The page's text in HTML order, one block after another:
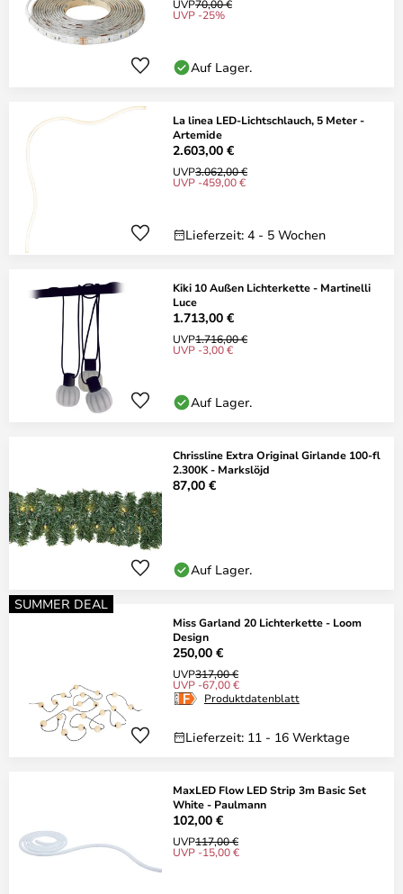
UVP70,00 €
UVP -25%
Auf Lager.
La linea LED-Lichtschlauch, 5 Meter -
Artemide
2.603,00 €
UVP3.062,00 €
UVP -459,00 €
Lieferzeit: 4 - 5 Wochen
Kiki 10 Außen Lichterkette - Martinelli
Luce
1.713,00 €
UVP1.716,00 €
UVP -3,00 €
Auf Lager.
Chrissline Extra Original Girlande 100-fl
2.300K - Markslöjd
87,00 €
Auf Lager.
SUMMER DEAL
Miss Garland 20 Lichterkette - Loom
Design
250,00 €
UVP317,00 €
UVP -67,00 €
Produktdatenblatt
Lieferzeit: 11 - 16 Werktage
MaxLED Flow LED Strip 3m Basic Set
White - Paulmann
102,00 €
UVP117,00 €
UVP -15,00 €